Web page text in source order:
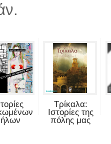
Τρίκαλα:
Ιστορίες της
πόλης μας